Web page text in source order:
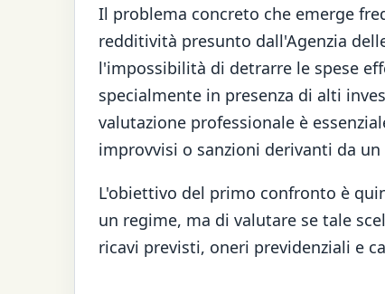
Il problema concreto che emerge
redditività presunto dall'Agenzia
l'impossibilità di detrarre le spese
specialmente in presenza di alti
valutazione professionale è
improvvisi o sanzioni derivanti da
L'obiettivo del primo confronto è
un regime, ma di valutare se tale
ricavi previsti, oneri previdenziali e